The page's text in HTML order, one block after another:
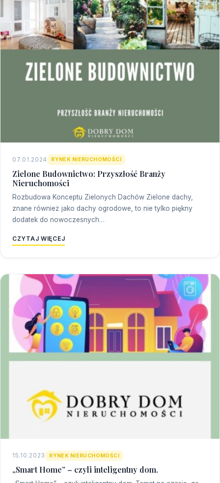
07.01.2024 RYNEK NIERUCHOMOŚCI
Zielone Budownictwo: Przyszłość Branży
Nieruchomości
Rozbudowa Konceptu Zielonych Dachów Zielone dachy,
znane również jako dachy ogrodowe, to nie tylko piękny
dodatek do nowoczesnych…
CZYTAJ WIĘCEJ
15.10.2023 RYNEK NIERUCHOMOŚCI
„Smart Home” – czyli inteligentny dom.